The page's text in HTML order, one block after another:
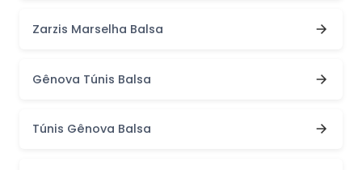
Zarzis Marselha Balsa
Gênova Túnis Balsa
Túnis Gênova Balsa